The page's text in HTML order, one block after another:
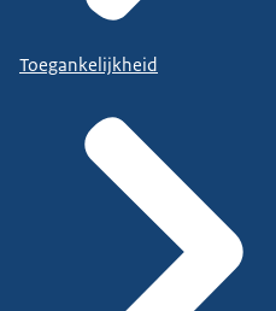
Toegankelijkheid